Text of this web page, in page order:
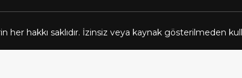
hakkı saklıdır. İzinsiz veya kaynak gösterilmeden